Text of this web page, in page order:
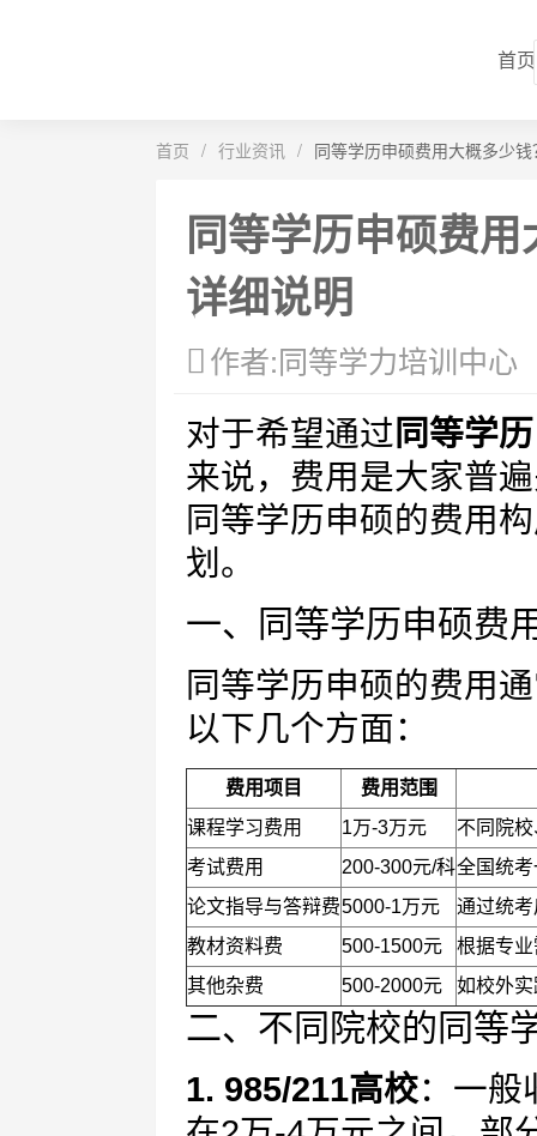
首页
首页 / 行业资讯 / 同等学历申硕费用大概多少
同等学历申硕费
详细说明
作者:同等学力培训中心
对于希望通过同等学
来说，费用是大家普
同等学历申硕的费用
划。
一、同等学历申硕费
同等学历申硕的费用
以下几个方面：
费用项目
费用范围
课程学习费用
1万-3万元
不同院
考试费用
200-300元/科全国统
论文指导与答辩费5000-1万元
通过统
教材资料费
500-1500元
根据专
其他杂费
500-2000元 如校外
二、不同院校的同等
1. 985/211高校：一般